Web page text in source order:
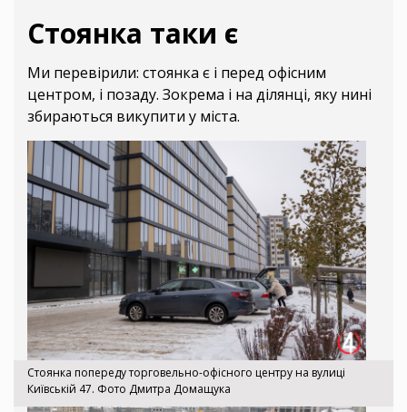
Стоянка таки є
Ми перевірили: стоянка є і перед офісним
центром, і позаду. Зокрема і на ділянці, яку нині
збираються викупити у міста.
Стоянка попереду торговельно-офісного центру на вулиці
Київській 47. Фото Дмитра Домащука